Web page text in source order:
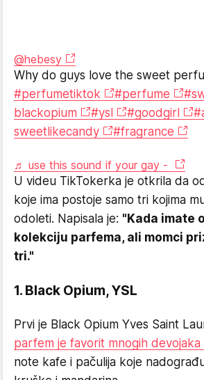
@hebesy
Why do guys love the sweet
#perfumetiktok
#perfume
blackopium
#ysl #goodgirl
sweetlikecandy
#fragrance
♬ use this sound if your gay -
U videu TikTokerka je otkrila da
koje ima postoje samo tri kojima
odoleti. Napisala je: "Kada imate
kolekciju parfema, ali momci
tri."
1. Black Opium, YSL
Prvi je Black Opium Yves Saint
parfem je favorit mnogih devojaka
note kafe i pačulija koje